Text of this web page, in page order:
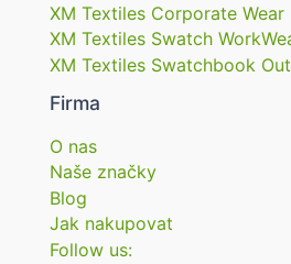
XM Textiles Corporate Wear
XM Textiles Swatch
XM Textiles Swatchbook
Firma
O nas
Naše značky
Blog
Jak nakupovat
Follow us: